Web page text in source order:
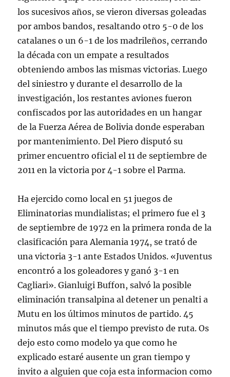
los sucesivos años, se vieron diversas goleadas
por ambos bandos, resaltando otro 5-0 de los
catalanes o un 6-1 de los madrileños, cerrando
la década con un empate a resultados
obteniendo ambos las mismas victorias. Luego
del siniestro y durante el desarrollo de la
investigación, los restantes aviones fueron
confiscados por las autoridades en un hangar
de la Fuerza Aérea de Bolivia donde esperaban
por mantenimiento. Del Piero disputó su
primer encuentro oficial el 11 de septiembre de
2011 en la victoria por 4-1 sobre el Parma.
Ha ejercido como local en 51 juegos de
Eliminatorias mundialistas; el primero fue el 3
de septiembre de 1972 en la primera ronda de la
clasificación para Alemania 1974, se trató de
una victoria 3-1 ante Estados Unidos. «Juventus
encontró a los goleadores y ganó 3-1 en
Cagliari». Gianluigi Buffon, salvó la posible
eliminación transalpina al detener un penalti a
Mutu en los últimos minutos de partido. 45
minutos más que el tiempo previsto de ruta. Os
dejo esto como modelo ya que como he
explicado estaré ausente un gran tiempo y
invito a alguien que coja esta informacion como